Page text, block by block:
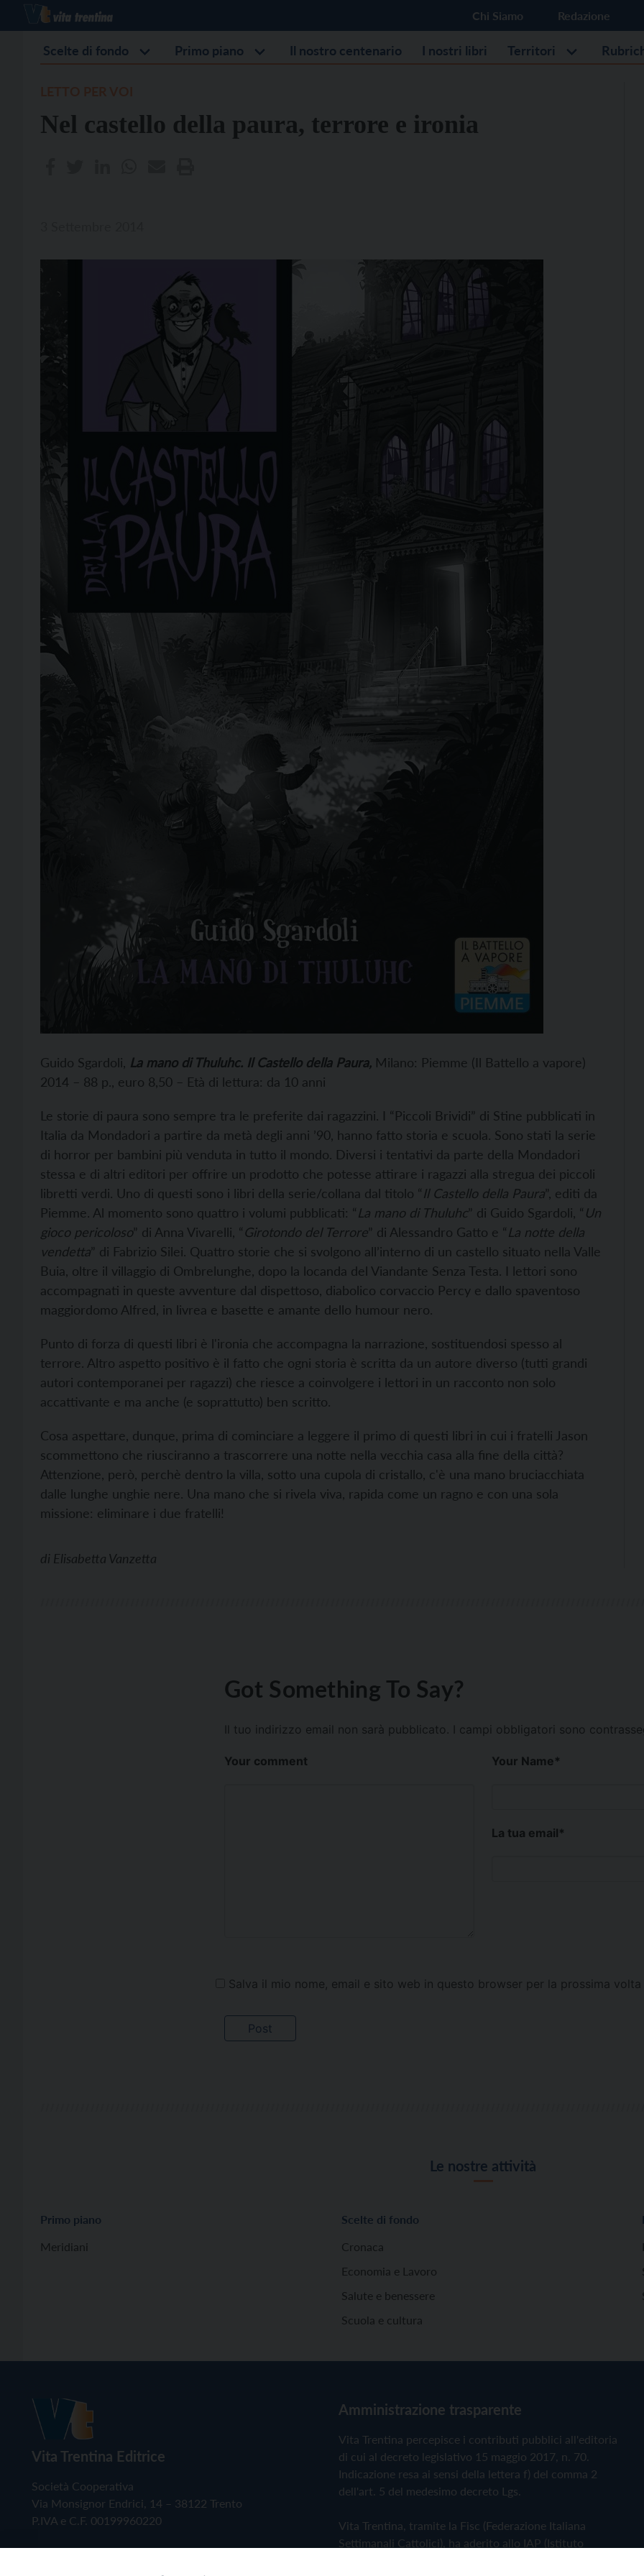
Chi Siamo Redazione
Scelte di fondo Primo piano Il nostro centenario I nostri libri Territori
Nel castello della paura, terrore e ironia
Guido Sgardoli, La mano di Thuluhc. Il Castello della Paura, Milano: Piemme (Il Battello a vapore)
2014 – 88 p., euro 8,50 – Età di lettura: da 10 anni
Le storie di paura sono sempre tra le preferite dai ragazzini. I “Piccoli Brividi” di Stine pubblicati in
Italia da Mondadori a partire da metà degli anni ’90, hanno fatto storia e scuola. Sono stati la serie
di horror per bambini più venduta in tutto il mondo. Diversi i tentativi da parte della Mondadori
stessa e di altri editori per offrire un prodotto che potesse attirare i ragazzi alla stregua dei piccoli
libretti verdi. Uno di questi sono i libri della serie/collana dal titolo “Il Castello della Paura”, editi da
Piemme. Al momento sono quattro i volumi pubblicati: “La mano di Thuluhc” di Guido Sgardoli, “ Un
gioco pericoloso” di Anna Vivarelli, “ Girotondo del Terrore” di Alessandro Gatto e “La notte della
vendetta” di Fabrizio Silei. Quattro storie che si svolgono all’interno di un castello situato nella Valle
Buia, oltre il villaggio di Ombrelunghe, dopo la locanda del Viandante Senza Testa. I lettori sono
accompagnati in queste avventure dal dispettoso, diabolico corvaccio Percy e dallo spaventoso
maggiordomo Alfred, in livrea e basette e amante dello humour nero.
Punto di forza di questi libri è l'ironia che accompagna la narrazione, sostituendosi spesso al
terrore. Altro aspetto positivo è il fatto che ogni storia è scritta da un autore diverso (tutti grandi
autori contemporanei per ragazzi) che riesce a coinvolgere i lettori in un racconto non solo
accattivante e ma anche (e soprattutto) ben scritto.
Cosa aspettare, dunque, prima di cominciare a leggere il primo di questi libri in cui i fratelli Jason
scommettono che riusciranno a trascorrere una notte nella vecchia casa alla fine della città?
Attenzione, però, perchè dentro la villa, sotto una cupola di cristallo, c'è una mano bruciacchiata
dalle lunghe unghie nere. Una mano che si rivela viva, rapida come un ragno e con una sola
missione: eliminare i due fratelli!
di Elisabetta Vanzetta
Got Something To Say?
Il tuo indirizzo email non sarà pubblicato. I campi obbligatori sono
Your comment Your Name*
La tua email*
Salva il mio nome, email e sito web in questo browser per la prossima
Le nostre attività
Primo piano
Meridiani
Scelte di fondo
Cronaca
Economia e Lavoro
Salute e benessere
Scuola e cultura
Vita Trentina Editrice
Società Cooperativa
Via Monsignor Endrici, 14 – 38122 Trento
P.IVA e C.F. 00199960220
Amministrazione trasparente
Vita Trentina percepisce i contributi pubblici all'editoria
di cui al decreto legislativo 15 maggio 2017, n. 70.
Indicazione resa ai sensi della lettera f) del comma 2
dell'art. 5 del medesimo decreto Lgs.
Vita Trentina, tramite la Fisc (Federazione Italiana
Settimanali Cattolici), ha aderito allo IAP (Istituto